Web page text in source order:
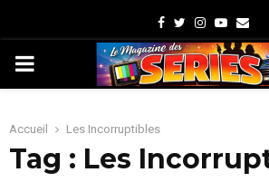
Facebook
TwitterInstagram
Youtube
PRIMARY
Accueil Les Incorruptibles
Tag : Les